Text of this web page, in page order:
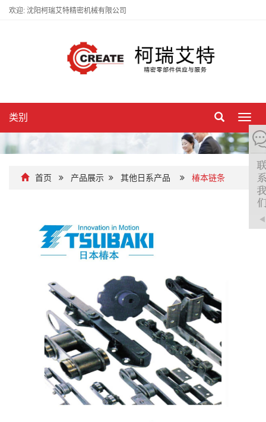
欢迎: 沈阳柯瑞艾特精密机械有限公司
切
换
导
航
类别
首页 产品展示 其他日系产品 椿本链条